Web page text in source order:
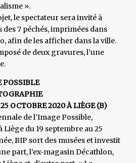
».
le spectateur sera invité à
7 péchés, imprimées dans
afin de les afficher dans la ville.
de deux gravures, l’une
POSSIBLE
OCTOBRE 2020 À LIÈGE (B)
de l’Image Possible,
Liège du 19 septembre au 25
BIP sort des musées et investit
part, l’ex-magasin Décathlon,